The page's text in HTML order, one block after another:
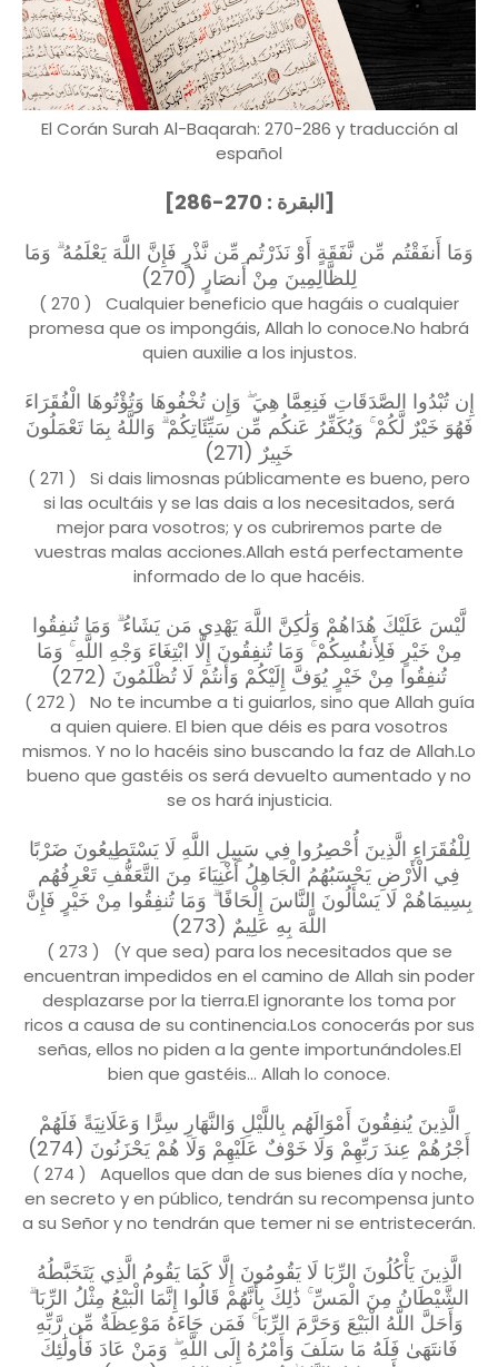
El Corán Surah Al-Baqarah: 270-286 y traducción al
español
[البقرة : 270-286]
وَمَا أَنفَقْتُم مِّن نَّفَقَةٍ أَوْ نَذَرْتُم مِّن نَّذْرٍ فَإِنَّ اللَّهَ يَعْلَمُهُ ۗ وَمَا
لِلظَّالِمِينَ مِنْ أَنصَارٍ (270)
( 270 ) Cualquier beneficio que hagáis o cualquier
promesa que os impongáis, Allah lo conoce.No habrá
quien auxilie a los injustos.
إِن تُبْدُوا الصَّدَقَاتِ فَنِعِمَّا هِيَ ۖ وَإِن تُخْفُوهَا وَتُؤْتُوهَا الْفُقَرَاءَ
فَهُوَ خَيْرٌ لَّكُمْ ۚ وَيُكَفِّرُ عَنكُم مِّن سَيِّئَاتِكُمْ ۗ وَاللَّهُ بِمَا تَعْمَلُونَ
خَبِيرٌ (271)
( 271 ) Si dais limosnas públicamente es bueno, pero
si las ocultáis y se las dais a los necesitados, será
mejor para vosotros; y os cubriremos parte de
vuestras malas acciones.Allah está perfectamente
informado de lo que hacéis.
لَّيْسَ عَلَيْكَ هُدَاهُمْ وَلَٰكِنَّ اللَّهَ يَهْدِي مَن يَشَاءُ ۗ وَمَا تُنفِقُوا
مِنْ خَيْرٍ فَلِأَنفُسِكُمْ ۚ وَمَا تُنفِقُونَ إِلَّا ابْتِغَاءَ وَجْهِ اللَّهِ ۚ وَمَا
تُنفِقُوا مِنْ خَيْرٍ يُوَفَّ إِلَيْكُمْ وَأَنتُمْ لَا تُظْلَمُونَ (272)
( 272 ) No te incumbe a ti guiarlos, sino que Allah guía
a quien quiere. El bien que déis es para vosotros
mismos. Y no lo hacéis sino buscando la faz de Allah.Lo
bueno que gastéis os será devuelto aumentado y no
se os hará injusticia.
لِلْفُقَرَاءِ الَّذِينَ أُحْصِرُوا فِي سَبِيلِ اللَّهِ لَا يَسْتَطِيعُونَ ضَرْبًا
فِي الْأَرْضِ يَحْسَبُهُمُ الْجَاهِلُ أَغْنِيَاءَ مِنَ التَّعَفُّفِ تَعْرِفُهُم
بِسِيمَاهُمْ لَا يَسْأَلُونَ النَّاسَ إِلْحَافًا ۗ وَمَا تُنفِقُوا مِنْ خَيْرٍ فَإِنَّ
اللَّهَ بِهِ عَلِيمٌ (273)
( 273 ) (Y que sea) para los necesitados que se
encuentran impedidos en el camino de Allah sin poder
desplazarse por la tierra.El ignorante los toma por
ricos a causa de su continencia.Los conocerás por sus
señas, ellos no piden a la gente importunándoles.El
bien que gastéis... Allah lo conoce.
الَّذِينَ يُنفِقُونَ أَمْوَالَهُم بِاللَّيْلِ وَالنَّهَارِ سِرًّا وَعَلَانِيَةً فَلَهُمْ
أَجْرُهُمْ عِندَ رَبِّهِمْ وَلَا خَوْفٌ عَلَيْهِمْ وَلَا هُمْ يَحْزَنُونَ (274)
( 274 ) Aquellos que dan de sus bienes día y noche,
en secreto y en público, tendrán su recompensa junto
a su Señor y no tendrán que temer ni se entristecerán.
الَّذِينَ يَأْكُلُونَ الرِّبَا لَا يَقُومُونَ إِلَّا كَمَا يَقُومُ الَّذِي يَتَخَبَّطُهُ
الشَّيْطَانُ مِنَ الْمَسِّ ۚ ذَٰلِكَ بِأَنَّهُمْ قَالُوا إِنَّمَا الْبَيْعُ مِثْلُ الرِّبَا ۗ
وَأَحَلَّ اللَّهُ الْبَيْعَ وَحَرَّمَ الرِّبَا ۚ فَمَن جَاءَهُ مَوْعِظَةٌ مِّن رَّبِّهِ
فَانتَهَىٰ فَلَهُ مَا سَلَفَ وَأَمْرُهُ إِلَى اللَّهِ ۖ وَمَنْ عَادَ فَأُولَٰئِكَ